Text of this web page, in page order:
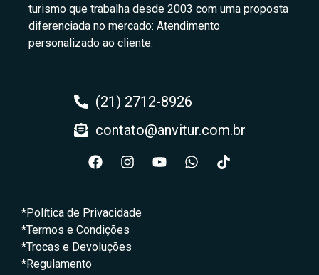
turismo que trabalha desde 2003 com uma proposta
diferenciada no mercado: Atendimento
personalizado ao cliente.
(21) 2712-8926
contato@anvitur.com.br
*Política de Privacidade
*Termos e Condições
*Trocas e Devoluções
*Regulamento